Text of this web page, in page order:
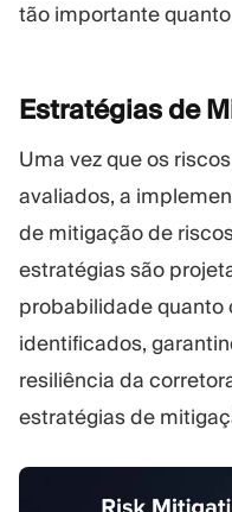
tão importante
Estratégias de
Uma vez que os
avaliados, a
de mitigação de
estratégias são
probabilidade quanto
identificados,
resiliência da
estratégias de